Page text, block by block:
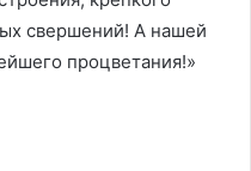
свершений! А нашей
процветания!»